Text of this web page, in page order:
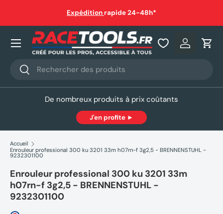
Aller au contenu
Expédition rapide 24-48h*
Recherche
Rechercher
Se
Nos produits
De nombreux produits à prix coûtants
J'en profite ►
Accueil
Enrouleur professional 300 ku 3201 33m h07rn-f 3g2,5 - BRENNENSTUHL -
9232301100
Enrouleur professional 300 ku 3201 33m
h07rn-f 3g2,5 - BRENNENSTUHL -
9232301100